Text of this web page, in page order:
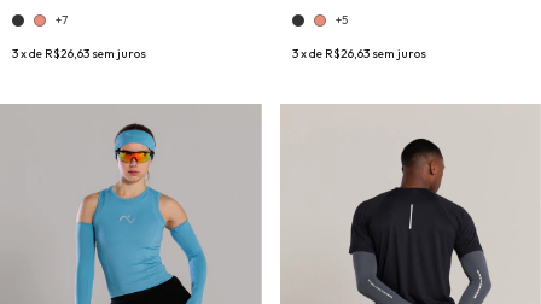
+7
3x de R$26,63 sem juros
+5
3x de R$26,63 sem juros